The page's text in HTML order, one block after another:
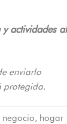
actividades al
enviarlo
protegida.
negocio, hogar